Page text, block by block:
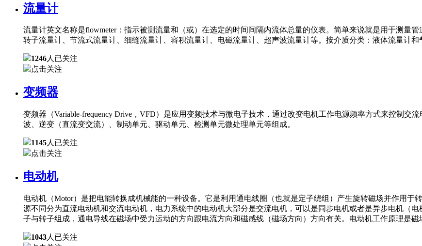
流量计
流量计英文名称是flowmeter：指示被测流量和（或）在选定的时间间隔内流体总量的仪表。简单来说就是用于测量
转子流量计、节流式流量计、细缝流量计、容积流量计、电磁流量计、超声波流量计等。按介质分类：液体流量计和
1246人已关注
点击关注
变频器
变频器（Variable-frequency Drive，VFD）是应用变频技术与微电子技术，通过改变电机工作电源频率方式来控制交
波、逆变（直流变交流）、制动单元、驱动单元、检测单元微处理单元等组成。
1145人已关注
点击关注
电动机
电动机（Motor）是把电能转换成机械能的一种设备。它是利用通电线圈（也就是定子绕组）产生旋转磁场并作用
源不同分为直流电动机和交流电动机，电力系统中的电动机大部分是交流电机，可以是同步电机或者是异步电机（
子与转子组成，通电导线在磁场中受力运动的方向跟电流方向和磁感线（磁场方向）方向有关。电动机工作原理是磁
1043人已关注